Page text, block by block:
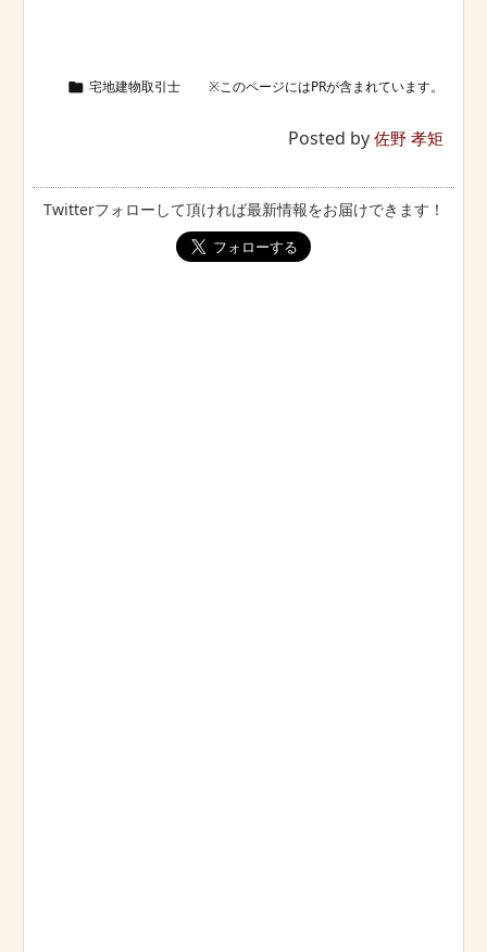
 宅地建物取引士
Posted by 佐野 孝矩
Twitterフォローして頂ければ最新情報をお届けできます！